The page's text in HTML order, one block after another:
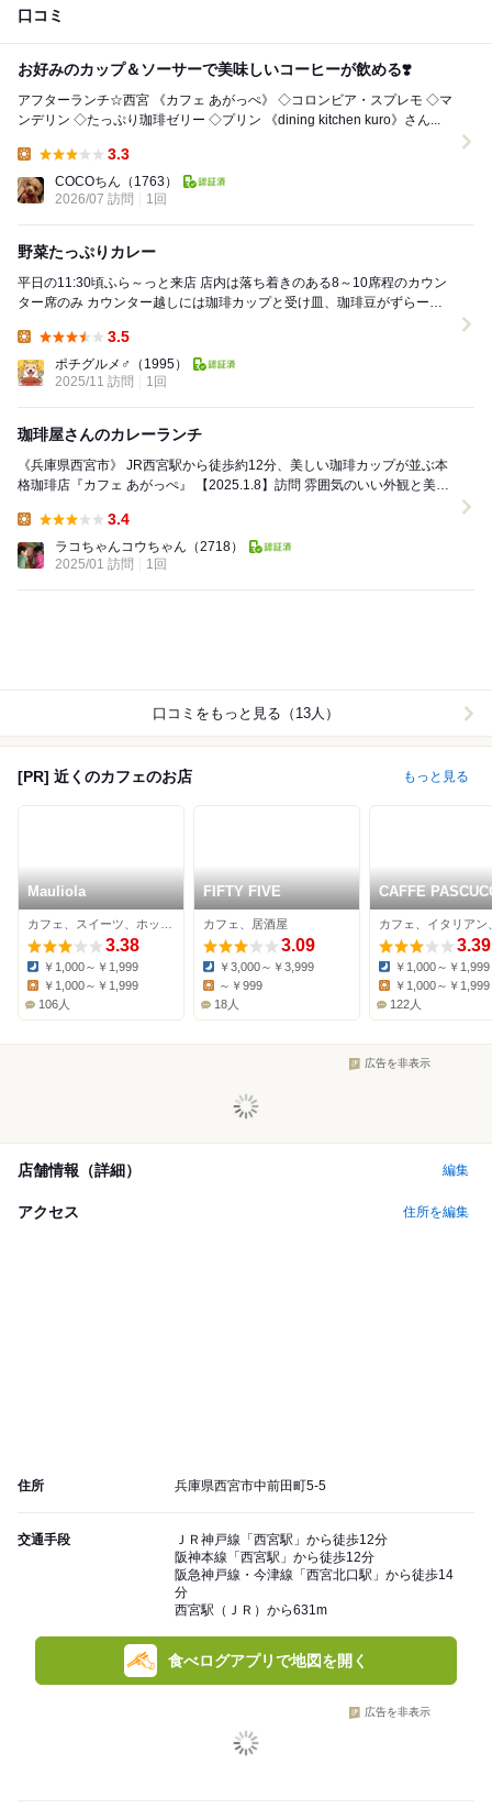
口コミ
お好みのカップ＆ソーサーで美味しいコーヒーが飲める❣️
アフターランチ☆西宮 《カフェ あがっぺ》 ◇コロンビア・スプレモ ◇マ
ンデリン ◇たっぷり珈琲ゼリー ◇プリン 《dining kitchen kuro》さん...
3.3
COCOちん （1763）
2026/07 訪問
1回
野菜たっぷりカレー
平日の11:30頃ふら～っと来店 店内は落ち着きのある8～10席程のカウン
ター席のみ カウンター越しには珈琲カップと受け皿、珈琲豆がずらーっ
3.5
ポチグルメ♂
（1995）
2025/11 訪問
1回
珈琲屋さんのカレーランチ
《兵庫県西宮市》 JR西宮駅から徒歩約12分、美しい珈琲カップが並ぶ本
格珈琲店『カフェ あがっぺ』 【2025.1.8】訪問 雰囲気のいい外観と美味
3.4
ラコちゃんコウちゃん （2718）
2025/01 訪問
1回
口コミをもっと見る（13人）
[PR] 近くのカフェのお店 もっと見る
Mauliola
3.38
Dinner:
￥1,000～￥1,999
￥1,000～￥1,999
106人
FIFTY FIVE
カフェ、居酒屋
3.09
Dinner:
￥3,000～￥3,999
Lunch:
～￥999
18人
CAFFE
宮北口店
3.39
Dinner:
￥1,000～￥1,999
￥1,000～￥1,999
122人
広告を非表示
店舗情報（詳細） 編集
アクセス 住所を編集
住所 兵庫県西宮市中前田町5-5
交通手段
ＪＲ神戸線「西宮駅」から徒歩12分
阪神本線「西宮駅」から徒歩12分
阪急神戸線・今津線「西宮北口駅」から徒歩14
分
西宮駅（ＪＲ）から631m
食べログアプリで地図を開く
広告を非表示